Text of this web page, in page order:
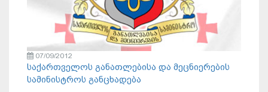
07/09/2012
საქართველოს განათლებისა და მეცნიერების
სამინისტროს განცხადება